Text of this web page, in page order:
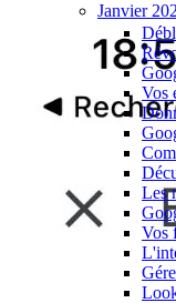
Janvier
Vos
Les
Vos